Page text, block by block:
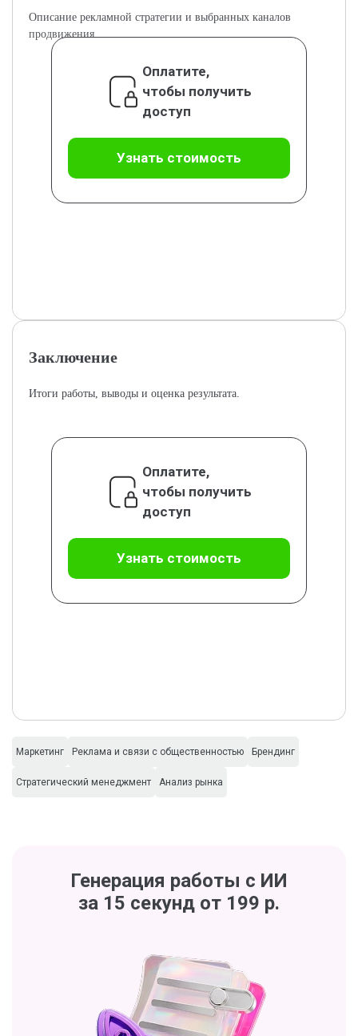
Описание рекламной стратегии и выбранных каналов
продвижения.
Оплатите,
чтобы получить
доступ
Узнать стоимость
Заключение
Итоги работы, выводы и оценка результата.
Оплатите,
чтобы получить
доступ
Узнать стоимость
Маркетинг Реклама и связи с общественностью Брендинг
Стратегический менеджмент Анализ рынка
Генерация работы с ИИ
за 15 секунд от 199 р.